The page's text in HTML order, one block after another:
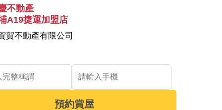
不動產
A19捷運加盟店
賀不動產有限公司
預約賞屋